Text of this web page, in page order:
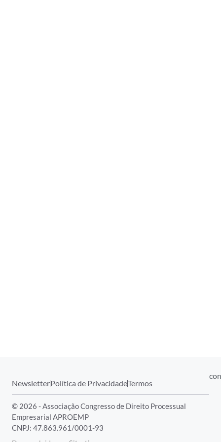
NewsletterPolítica de PrivacidadeTermos
© 2026 - Associação Congresso de Direito Processual
Empresarial APROEMP
CNPJ: 47.863.961/0001-93